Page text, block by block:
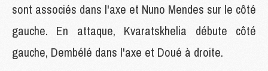
sont associés dans l'axe et Nuno Mendes sur le côté
gauche. En attaque, Kvaratskhelia débute côté
gauche, Dembélé dans l'axe et Doué à droite.